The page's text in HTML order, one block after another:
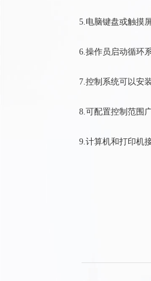
5.电脑键盘或触摸
6.操作员启动循环
7.控制系统可以安
8.可配置控制范围
9.计算机和打印机